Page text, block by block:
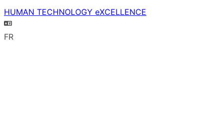
HUMAN TECHNOLOGY eXCELLENCE
FR